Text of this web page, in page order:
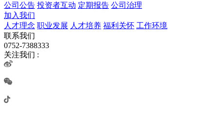
公司公告 投资者互动 定期报告 公司治理
加入我们
人才理念 职业发展 人才培养 福利关怀 工作环境
联系我们
0752-7388333
关注我们 :